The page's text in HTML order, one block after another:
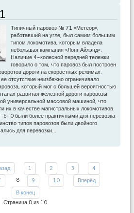
Типичный паровоз № 71 «Метеор»,
работавший на угле, был самим большим
типом локомотива, которым владела
небольшая кампания «Лонг Айлэнд».
Наличие 4-колесной передней тележки
говорило о том, что паровоз был построен
дороги на скоростных режимах.
отсутствие неизбежно ограничивало
который мог с большей вероятностью
развитая железной дороги паровозы
универсальной массовой машиной, что
их в качестве магистральных локомотивов.
0 были более практичными для перевозка
типов паровозов были двойного
для перевозки…
1 2 3
4
8 9 10
Вперёд
В конец
Страница 8 из 10